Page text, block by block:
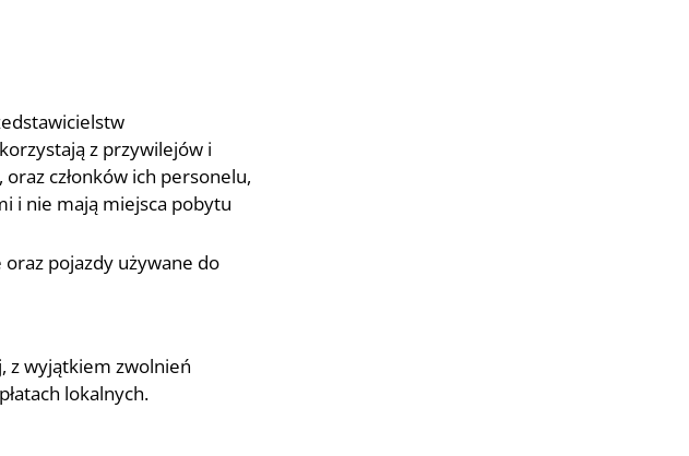
z przywilejów i
członków ich personelu,
i nie mają miejsca pobytu
pojazdy używane do
z wyjątkiem zwolnień
lokalnych.